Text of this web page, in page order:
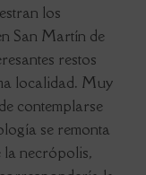
los
San Martín de
restos
localidad. Muy
contemplarse
se remonta
necrópolis,